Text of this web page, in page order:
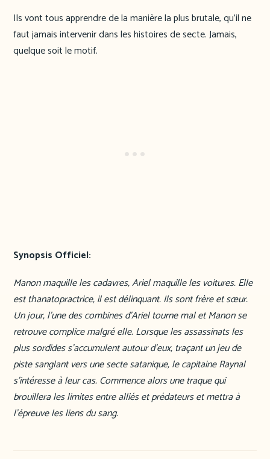
Ils vont tous apprendre de la manière la plus brutale, qu’il ne
faut jamais intervenir dans les histoires de secte. Jamais,
quelque soit le motif.
Synopsis Officiel:
Manon maquille les cadavres, Ariel maquille les voitures. Elle
est thanatopractrice, il est délinquant. Ils sont frère et sœur.
Un jour, l’une des combines d’Ariel tourne mal et Manon se
retrouve complice malgré elle. Lorsque les assassinats les
plus sordides s’accumulent autour d’eux, traçant un jeu de
piste sanglant vers une secte satanique, le capitaine Raynal
s’intéresse à leur cas. Commence alors une traque qui
brouillera les limites entre alliés et prédateurs et mettra à
l’épreuve les liens du sang.